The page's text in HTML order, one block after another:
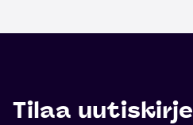
Tilaa uutiskirje